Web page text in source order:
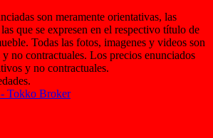
son meramente orientativas, las
que se expresen en el respectivo título de
Todas las fotos, imagenes y videos son
no contractuales. Los precios enunciados
y no contractuales.
Tokko Broker